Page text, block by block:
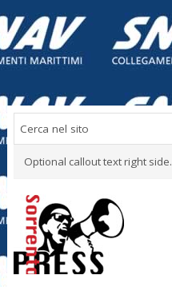
Optional callout text right side.